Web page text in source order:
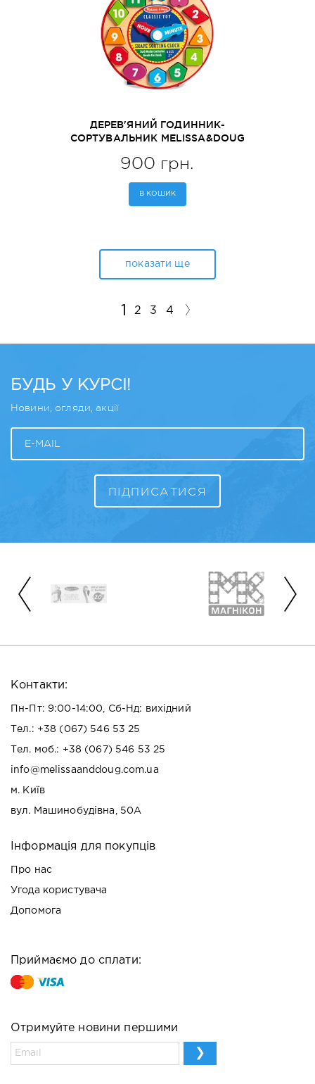
ДЕРЕВ'ЯНИЙ ГОДИННИК-
СОРТУВАЛЬНИК MELISSA&DOUG
900 грн.
В КОШИК
показати ще
1 2 3 4
БУДЬ У КУРСІ!
Новини, огляди, акції
Контакти:
Пн-Пт: 9:00-14:00, Сб-Нд: вихідний
Тел.: +38 (067) 546 53 25
Тел. моб.: +38 (067) 546 53 25
info@melissaanddoug.com.ua
м. Київ
вул. Машинобудівна, 50А
Інформація для покупців
Про нас
Угода користувача
Допомога
Приймаємо до сплати:
Отримуйте новини першими